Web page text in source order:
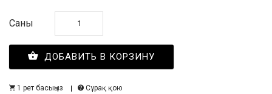
Саны
ДОБАВИТЬ В КОРЗИНУ
1 рет басыңыз Сұрақ қою